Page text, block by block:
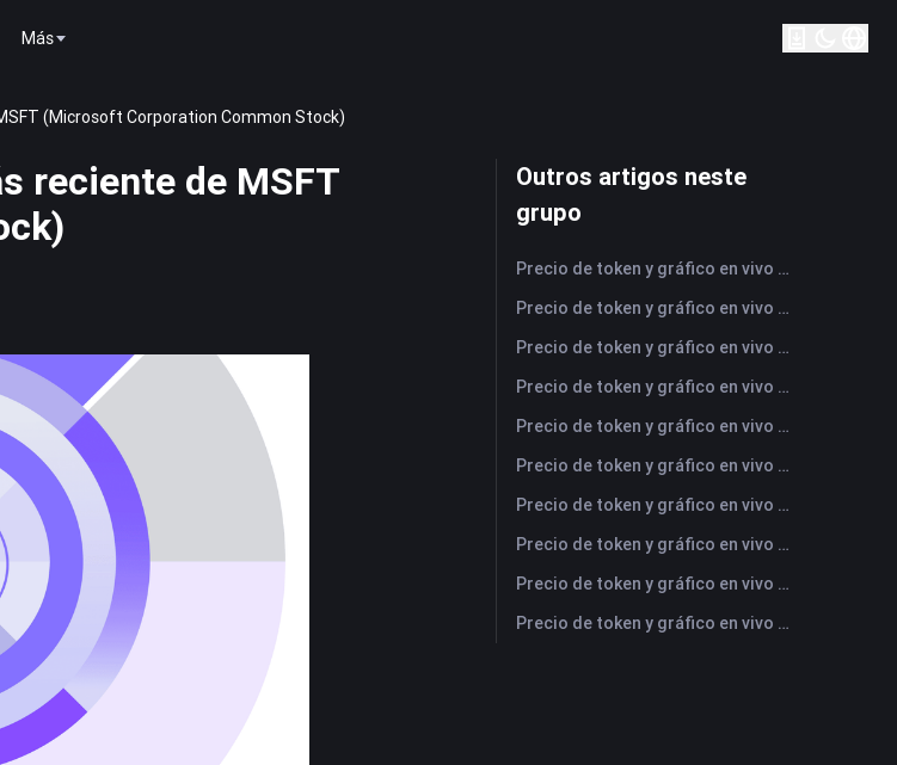
Más
(Microsoft Corporation Common Stock)
reciente de MSFT
Outros artigos neste
grupo
Precio de token y gráfico en vivo más reciente de NFLX (Netflix)
Precio de token y gráfico en vivo más reciente de UBER (Uber)
Precio de token y gráfico en vivo más reciente de AMD (Advanced Micro Devices)
Precio de token y gráfico en vivo más reciente de SAMSUNG (Samsung Electronics Co., Ltd)
Precio de token y gráfico en vivo más reciente de OPENAI (OpenAI Group PBC)
Precio de token y gráfico en vivo más reciente de COPPER (Copper)
Precio de token y gráfico en vivo más reciente de ULTIMA (Ultima)
Precio de token y gráfico en vivo más reciente de MU (Micron Technology)
Precio de token y gráfico en vivo más reciente de PEAK (PEAK)
Precio de token y gráfico en vivo más reciente de JPM (JPMorgan Chase)